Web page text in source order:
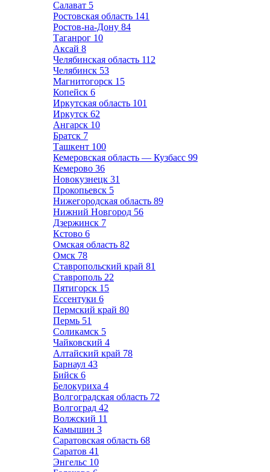
Салават 5
Ростовская область 141
Ростов-на-Дону 84
Таганрог 10
Аксай 8
Челябинская область 112
Челябинск 53
Магнитогорск 15
Копейск 6
Иркутская область 101
Иркутск 62
Ангарск 10
Братск 7
Ташкент 100
Кемеровская область — Кузбасс 99
Кемерово 36
Новокузнецк 31
Прокопьевск 5
Нижегородская область 89
Нижний Новгород 56
Дзержинск 7
Кстово 6
Омская область 82
Омск 78
Ставропольский край 81
Ставрополь 22
Пятигорск 15
Ессентуки 6
Пермский край 80
Пермь 51
Соликамск 5
Чайковский 4
Алтайский край 78
Барнаул 43
Бийск 6
Белокуриха 4
Волгоградская область 72
Волгоград 42
Волжский 11
Камышин 3
Саратовская область 68
Саратов 41
Энгельс 10